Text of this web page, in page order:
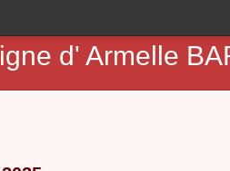
d' Armelle